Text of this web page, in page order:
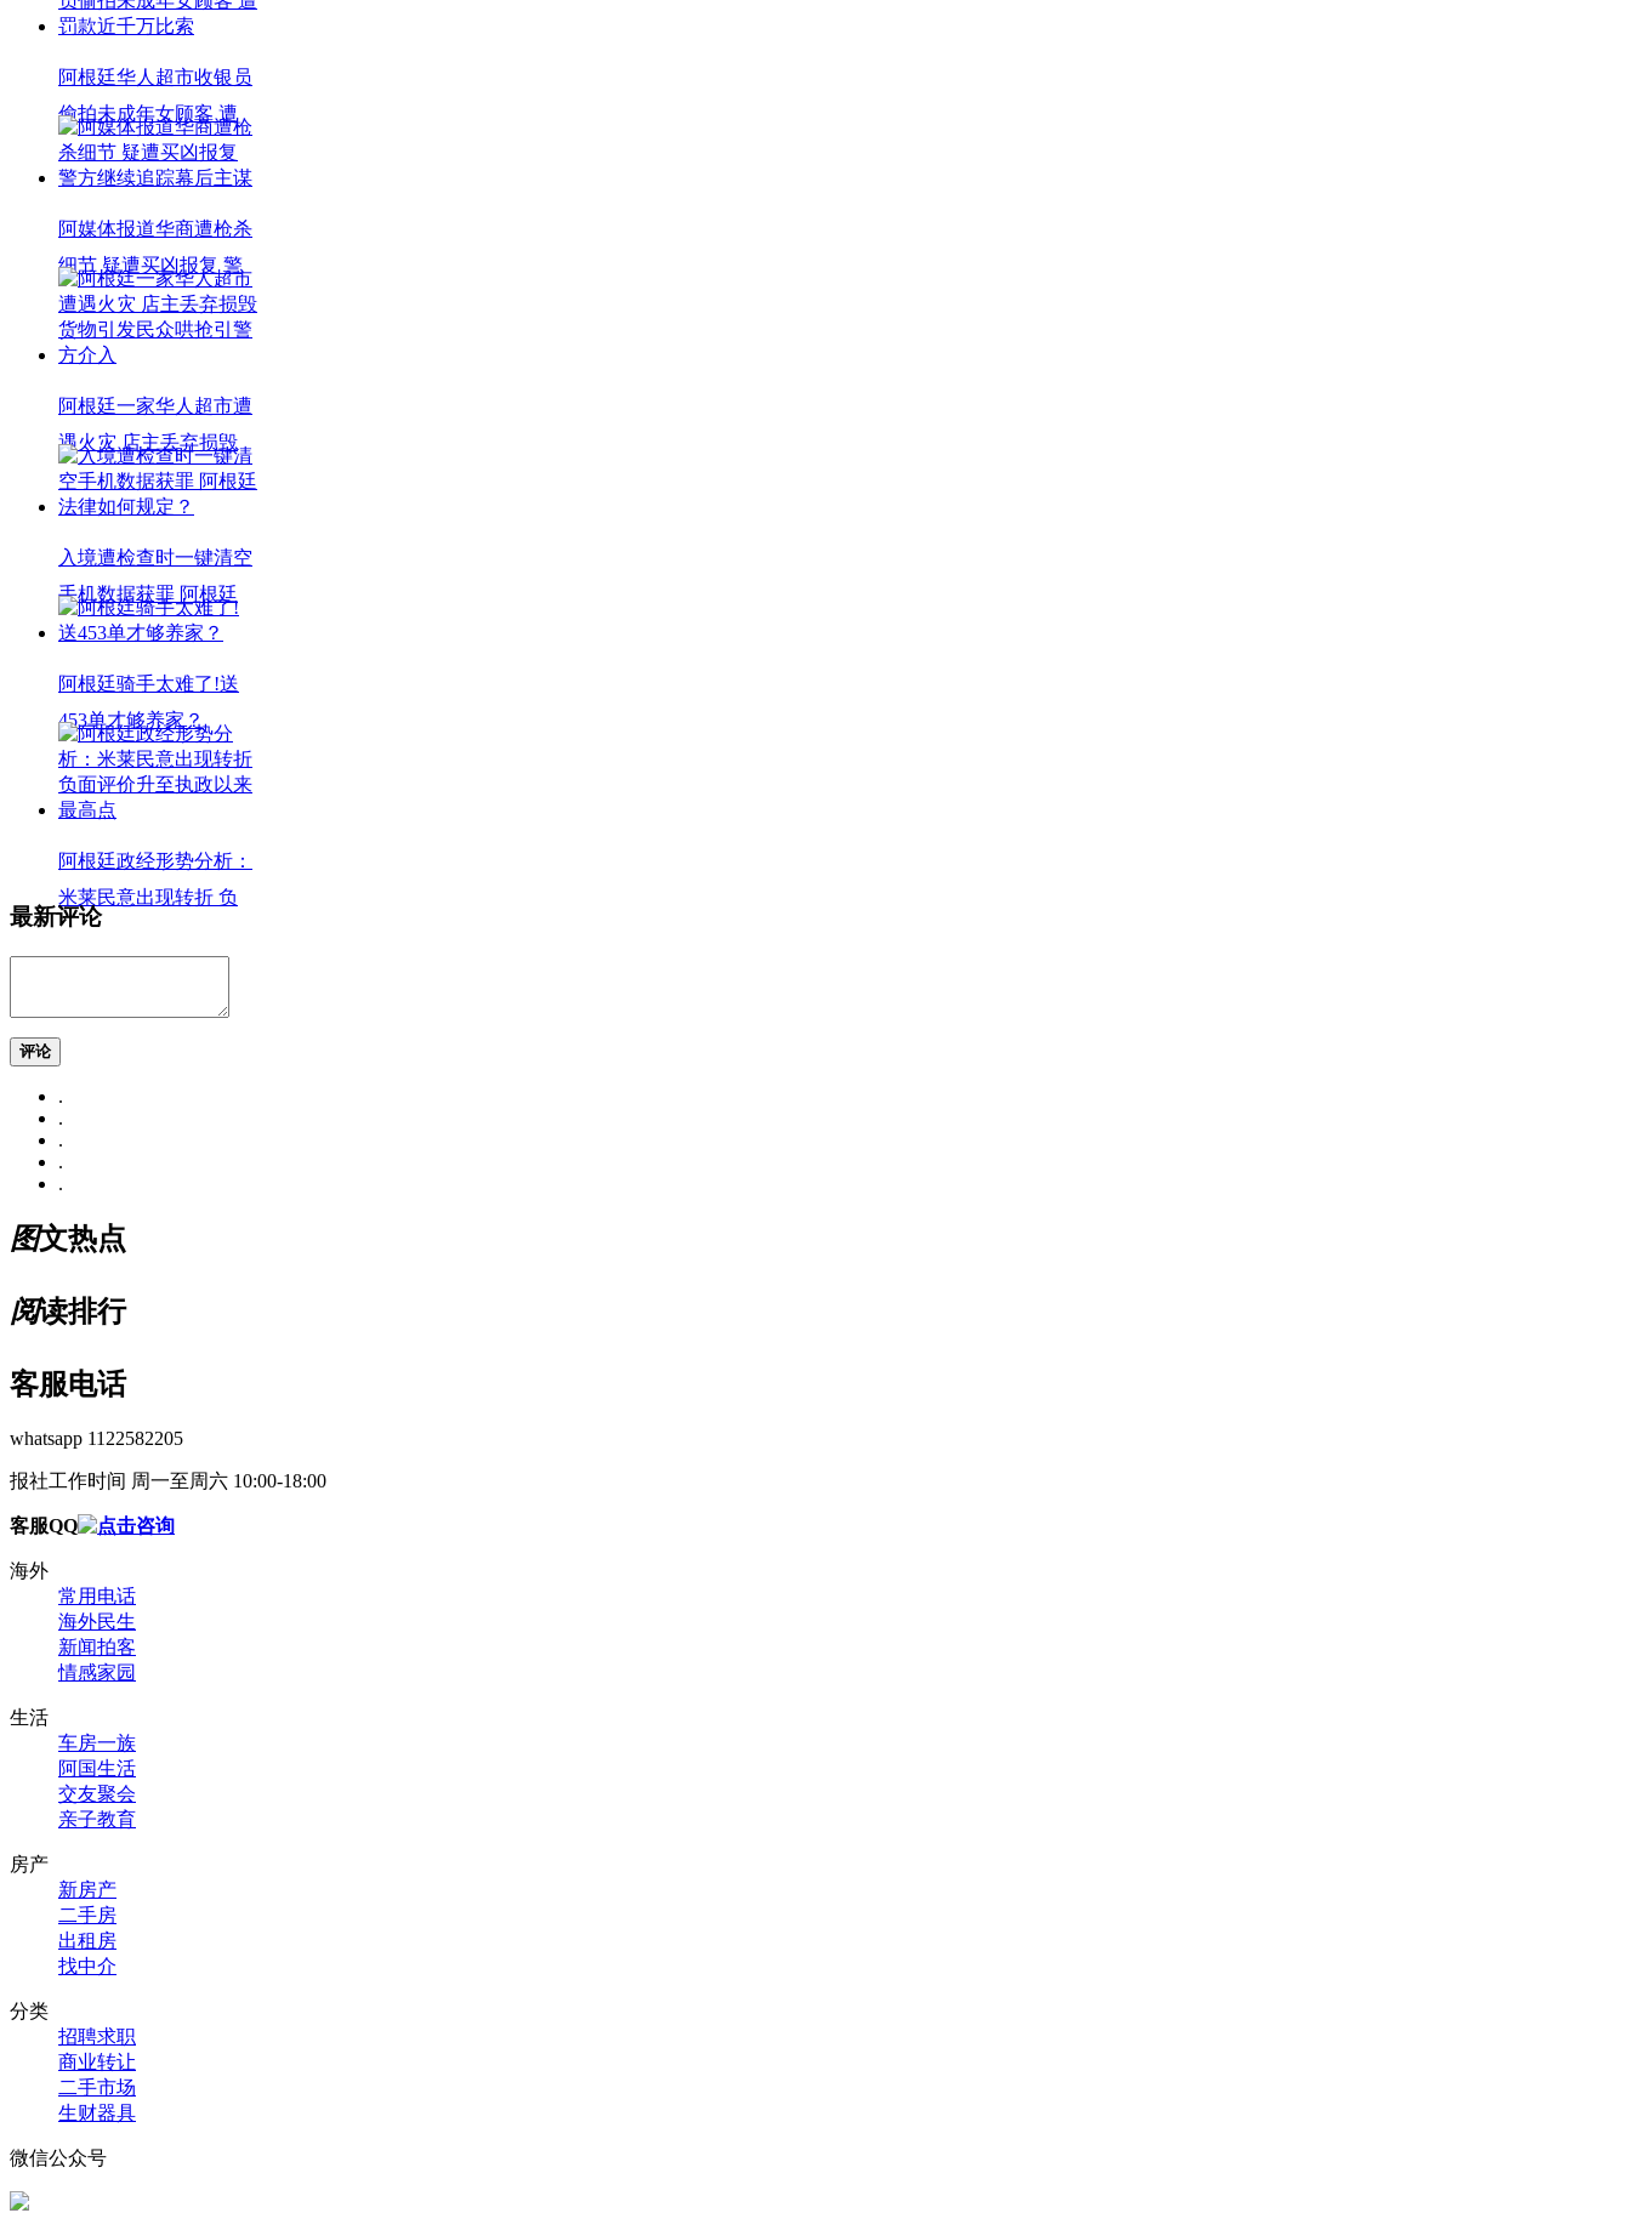
阿根廷华人超市收银员
偷拍未成年女顾客 遭
阿媒体报道华商遭枪杀
细节 疑遭买凶报复 警
阿根廷一家华人超市遭
遇火灾 店主丢弃损毁
入境遭检查时一键清空
手机数据获罪 阿根廷
阿根廷骑手太难了!送
453单才够养家？
阿根廷政经形势分析：
米莱民意出现转折 负
最新评论
评论
.
.
.
.
.
图文热点
阅读排行
客服电话
whatsapp 1122582205
报社工作时间 周一至周六 10:00-18:00
客服QQ
海外
常用电话
海外民生
新闻拍客
情感家园
生活
车房一族
阿国生活
交友聚会
亲子教育
房产
新房产
二手房
出租房
找中介
分类
招聘求职
商业转让
二手市场
生财器具
微信公众号